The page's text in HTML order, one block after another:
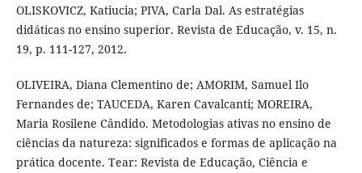
OLISKOVICZ, Katiucia; PIVA, Carla Dal. As estratégias
didáticas no ensino superior. Revista de Educação, v. 15, n.
19, p. 111-127, 2012.
OLIVEIRA, Diana Clementino de; AMORIM, Samuel Ilo
Fernandes de; TAUCEDA, Karen Cavalcanti; MOREIRA,
Maria Rosilene Cândido. Metodologias ativas no ensino de
ciências da natureza: significados e formas de aplicação na
prática docente. Tear: Revista de Educação, Ciência e